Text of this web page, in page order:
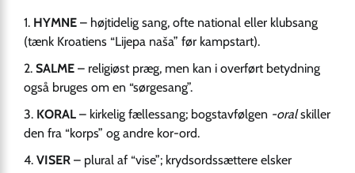
HYMNE – højtidelig sang, ofte national eller klubsang
(tænk Kroatiens “Lijepa naša” før kampstart).
SALME – religiøst præg, men kan i overført betydning
også bruges om en “sørgesang”.
KORAL – kirkelig fællessang; bogstavfølgen -oralskiller
den fra “korps” og andre kor-ord.
VISER – plural af “vise”; krydsordssættere elsker